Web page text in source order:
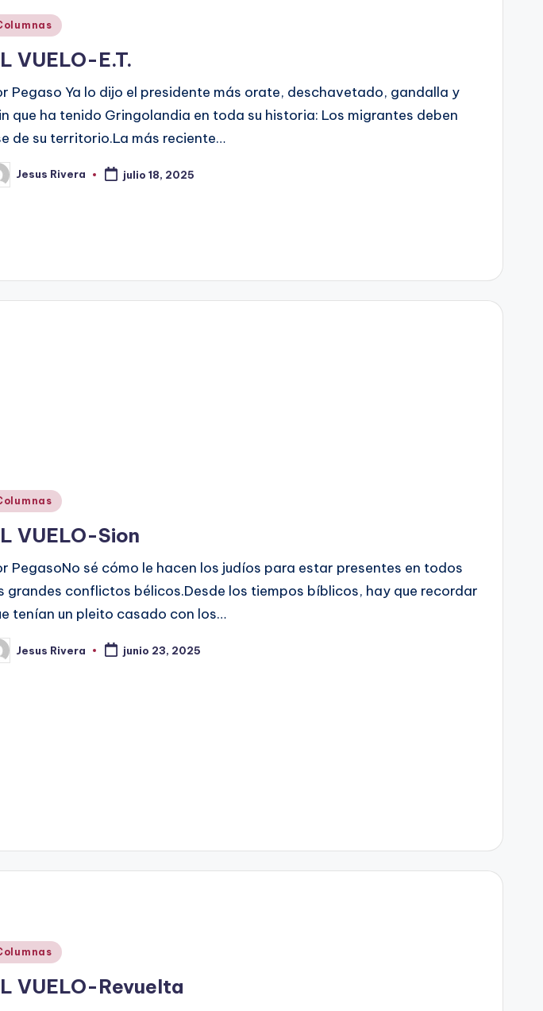
VUELO-E.T.
Pegaso Ya lo dijo el presidente más orate, deschavetado, gandalla y
que ha tenido Gringolandia en toda su historia: Los migrantes deben
de su territorio.La más reciente…
Jesus Rivera julio 18, 2025
VUELO-Sion
PegasoNo sé cómo le hacen los judíos para estar presentes en todos
grandes conflictos bélicos.Desde los tiempos bíblicos, hay que recordar
tenían un pleito casado con los…
Jesus Rivera junio 23, 2025
VUELO-Revuelta